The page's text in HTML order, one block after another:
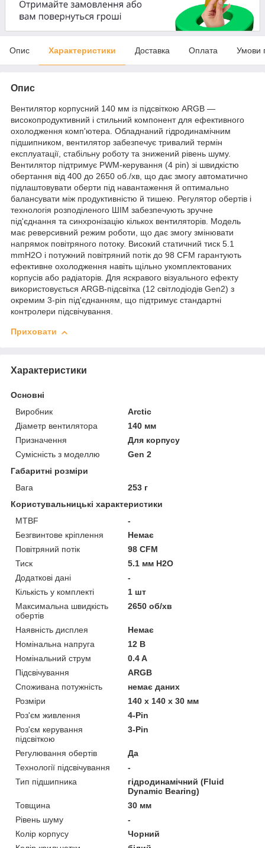
Опис Характеристики Доставка Оплата Умови
Опис
Вентилятор корпусний 140 мм із підсвіткою ARGB —
високопродуктивний і стильний компонент для ефективного
охолодження комп'ютера. Обладнаний гідродинамічним
підшипником, вентилятор забезпечує тривалий термін
експлуатації, стабільну роботу та знижений рівень шуму.
Вентилятор підтримує PWM-керування (4 pin) зі швидкістю
обертання від 400 до 2650 об./хв, що дає змогу автоматично
підлаштовувати оберти під навантаження й оптимально
балансувати між продуктивністю й тишею. Регулятор обертів і
технологія розподіленого ШІМ забезпечують зручне
під'єднання та синхронізацію кількох вентиляторів. Модель
має реверсивний режим роботи, що дає змогу змінювати
напрямок повітряного потоку. Високий статичний тиск 5.1
mmH2O і потужний повітряний потік до 98 CFM гарантують
ефективне охолодження навіть щільно укомплектованих
корпусів або радіаторів. Для яскравого візуального ефекту
використовується ARGB-підсвітка (12 світлодіодів Gen2) з
окремим 3-pin під'єднанням, що підтримує стандартні
контролери підсвічування.
Приховати
Характеристики
Основні
Виробник
Arctic
Діаметр вентилятора
140 мм
Призначення
Для корпусу
Сумісність з моделлю
Gen 2
Габаритні розміри
Вага
253 г
Користувальницькі характеристики
MTBF
-
Безгвинтове кріплення
Немає
Повітряний потік
98 CFM
Тиск
5.1 мм H2O
Додаткові дані
-
Кількість у комплекті
1 шт
Максимальна швидкість
обертів
2650 об/хв
Наявність дисплея
Немає
Номінальна напруга
12 В
Номінальний струм
0.4 A
Підсвічування
ARGB
Споживана потужність
немає даних
Розміри
140 х 140 х 30 мм
Роз'єм живлення
4-Pin
Роз'єм керування
підсвіткою
3-Pin
Регулювання обертів
Да
Технології підсвічування
-
Тип підшипника
гідродинамічний (Fluid
Dynamic Bearing)
Товщина
30 мм
Рівень шуму
-
Колір корпусу
Чорний